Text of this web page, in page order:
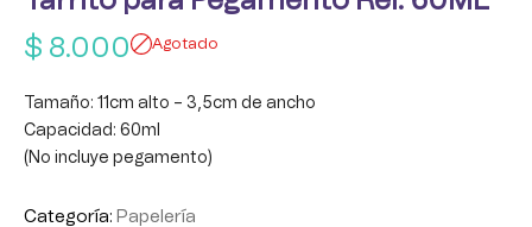
$ 8.000 Agotado
Tamaño: 11cm alto – 3,5cm de ancho
Capacidad: 60ml
(No incluye pegamento)
Categoría: Papelería